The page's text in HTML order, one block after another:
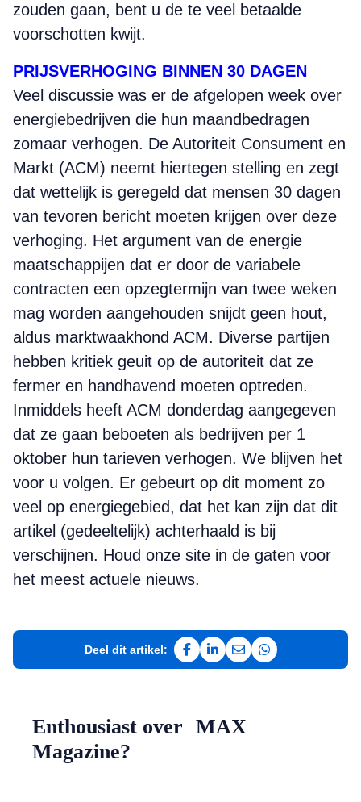
zouden gaan, bent u de te veel betaalde
voorschotten kwijt.
PRIJSVERHOGING BINNEN 30 DAGEN
Veel discussie was er de afgelopen week over
energiebedrijven die hun maandbedragen
zomaar verhogen. De Autoriteit Consument en
Markt (ACM) neemt hiertegen stelling en zegt
dat wettelijk is geregeld dat mensen 30 dagen
van tevoren bericht moeten krijgen over deze
verhoging. Het argument van de energie
maatschappijen dat er door de variabele
contracten een opzegtermijn van twee weken
mag worden aangehouden snijdt geen hout,
aldus marktwaakhond ACM. Diverse partijen
hebben kritiek geuit op de autoriteit dat ze
fermer en handhavend moeten optreden.
Inmiddels heeft ACM donderdag aangegeven
dat ze gaan beboeten als bedrijven per 1
oktober hun tarieven verhogen. We blijven het
voor u volgen. Er gebeurt op dit moment zo
veel op energiegebied, dat het kan zijn dat dit
artikel (gedeeltelijk) achterhaald is bij
verschijnen. Houd onze site in de gaten voor
het meest actuele nieuws.
Deel dit artikel:
Deel op Facebook
Deel op LinkedIn
Deel via e-mail
Deel via
Enthousiast over MAX
Magazine?